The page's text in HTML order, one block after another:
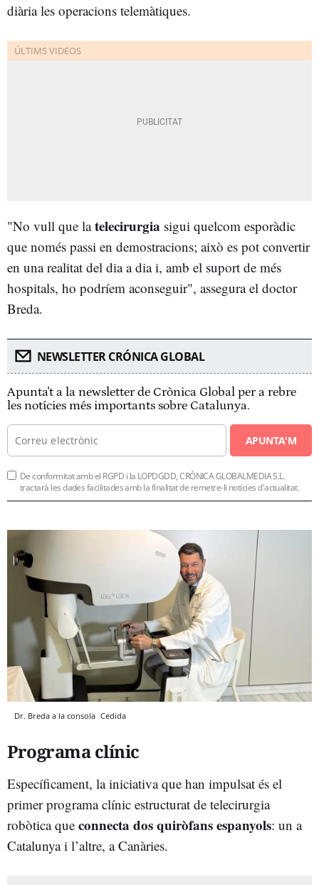
diària les operacions telemàtiques.
"No vull que latelecirurgia sigui quelcom esporàdic
que només passi en demostracions; això es pot convertir
en una realitat del dia a dia i, amb el suport de més
hospitals, ho podríem aconseguir", assegura el doctor
Breda.
NEWSLETTER CRÓNICA GLOBAL
Apunta't a la newsletter de Crònica Global per a rebre
les notícies més importants sobre Catalunya.
APUNTA'M
De conformitat amb el RGPD i la LOPDGDD, CRÒNICA GLOBALMEDIA S.L.
tractarà les dades facilitades amb la finalitat de remetre-li notícies d'actualitat.
Dr. Breda a la consola Cedida
Programa clínic
Específicament, la iniciativa que han impulsat és el
primer programa clínic estructurat de telecirurgia
robòtica que connecta dos quiròfans espanyols: un a
Catalunya i l’altre, a Canàries.